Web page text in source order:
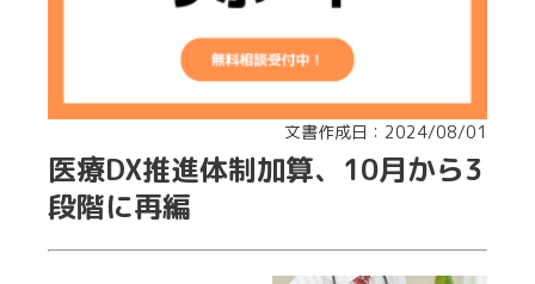
文書作成日：2024/08/01
医療DX推進体制加算、10月から3
段階に再編